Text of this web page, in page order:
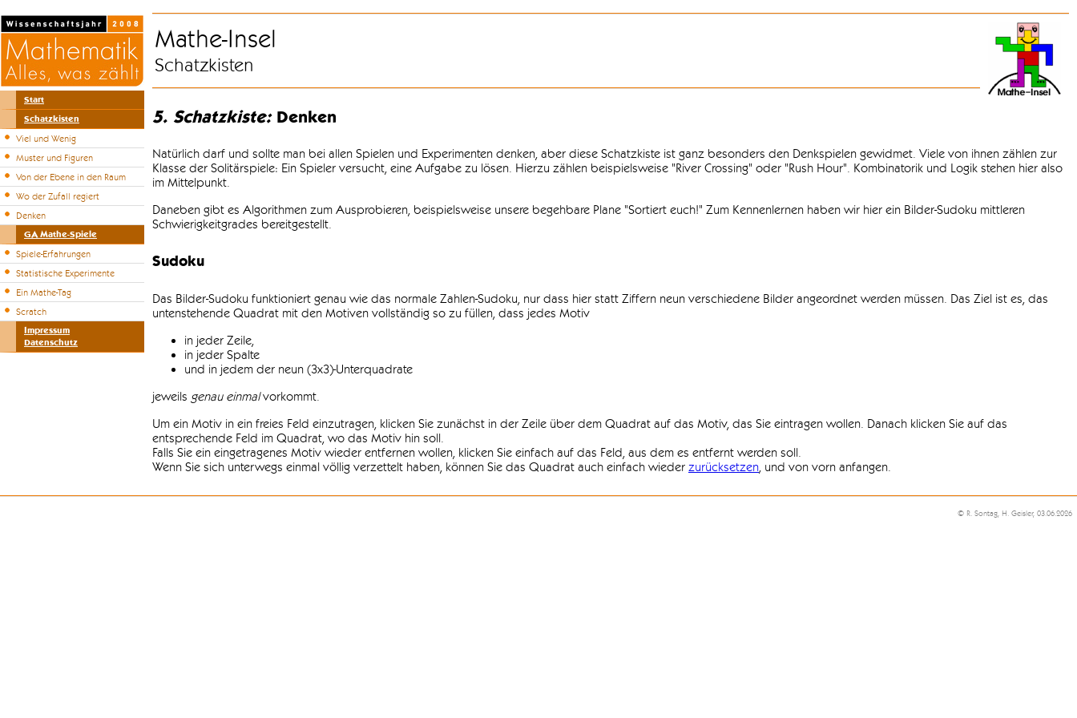
Start
Schatzkisten
Viel und Wenig
Muster und Figuren
Von der Ebene in den Raum
Wo der Zufall regiert
Denken
GA Mathe-Spiele
Spiele-Erfahrungen
Statistische Experimente
Ein Mathe-Tag
Scratch
Impressum
Datenschutz
Mathe-Insel
Schatzkisten
5. Schatzkiste:Denken
Natürlich darf und sollte man bei allen Spielen und Experimenten denken, aber diese Schatzkiste ist ganz besonders den Denkspielen gewidmet. Viele von ihnen zählen zur
Klasse der Solitärspiele: Ein Spieler versucht, eine Aufgabe zu lösen. Hierzu zählen beispielsweise "River Crossing" oder "Rush Hour". Kombinatorik und Logik stehen hier also
im Mittelpunkt.
Daneben gibt es Algorithmen zum Ausprobieren, beispielsweise unsere begehbare Plane "Sortiert euch!" Zum Kennenlernen haben wir hier ein Bilder-Sudoku mittleren
Schwierigkeitgrades bereitgestellt.
Sudoku
Das Bilder-Sudoku funktioniert genau wie das normale Zahlen-Sudoku, nur dass hier statt Ziffern neun verschiedene Bilder angeordnet werden müssen. Das Ziel ist es, das
untenstehende Quadrat mit den Motiven vollständig so zu füllen, dass jedes Motiv
in jeder Zeile,
in jeder Spalte
und in jedem der neun (3x3)-Unterquadrate
jeweils genau einmalvorkommt.
Um ein Motiv in ein freies Feld einzutragen, klicken Sie zunächst in der Zeile über dem Quadrat auf das Motiv, das Sie eintragen wollen. Danach klicken Sie auf das
entsprechende Feld im Quadrat, wo das Motiv hin soll.
Falls Sie ein eingetragenes Motiv wieder entfernen wollen, klicken Sie einfach auf das Feld, aus dem es entfernt werden soll.
Wenn Sie sich unterwegs einmal völlig verzettelt haben, können Sie das Quadrat auch einfach wieder zurücksetzen, und von vorn anfangen.
© R. Sontag, H. Geisler, 03.06.2026